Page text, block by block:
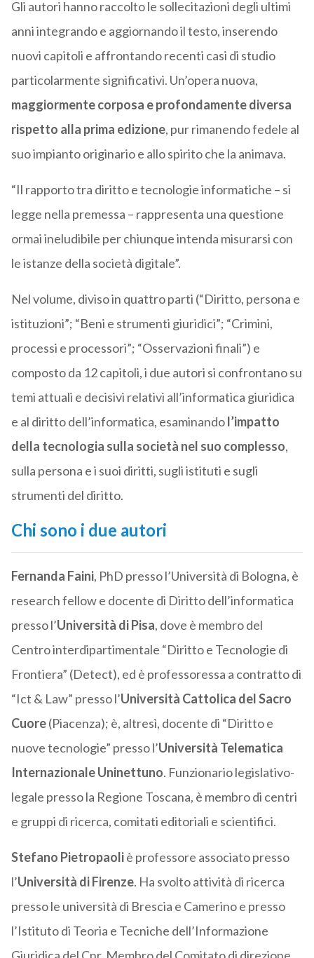
Gli autori hanno raccolto le sollecitazioni degli ultimi
anni integrando e aggiornando il testo, inserendo
nuovi capitoli e affrontando recenti casi di studio
particolarmente significativi. Un’opera nuova,
maggiormente corposa e profondamente diversa
rispetto alla prima edizione, pur rimanendo fedele al
suo impianto originario e allo spirito che la animava.
“Il rapporto tra diritto e tecnologie informatiche – si
legge nella premessa – rappresenta una questione
ormai ineludibile per chiunque intenda misurarsi con
le istanze della società digitale”.
Nel volume, diviso in quattro parti (“Diritto, persona e
istituzioni”; “Beni e strumenti giuridici”; “Crimini,
processi e processori”; “Osservazioni finali”) e
composto da 12 capitoli, i due autori si confrontano su
temi attuali e decisivi relativi all’informatica giuridica
e al diritto dell’informatica, esaminandol’impatto
della tecnologia sulla società nel suo complesso,
sulla persona e i suoi diritti, sugli istituti e sugli
strumenti del diritto.
Chi sono i due autori
Fernanda Faini, PhD presso l’Università di Bologna, è
research fellow e docente di Diritto dell’informatica
presso l’Università di Pisa, dove è membro del
Centro interdipartimentale “Diritto e Tecnologie di
Frontiera” (Detect), ed è professoressa a contratto di
“Ict & Law” presso l’Università Cattolica del Sacro
Cuore(Piacenza); è, altresì, docente di “Diritto e
nuove tecnologie” presso l’Università Telematica
Internazionale Uninettuno. Funzionario legislativo-
legale presso la Regione Toscana, è membro di centri
e gruppi di ricerca, comitati editoriali e scientifici.
Stefano Pietropaoliè professore associato presso
l’Università di Firenze. Ha svolto attività di ricerca
presso le università di Brescia e Camerino e presso
l’Istituto di Teoria e Tecniche dell’Informazione